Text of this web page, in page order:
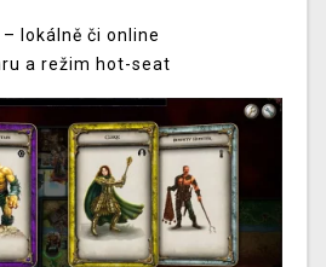
lokálně či online
a režim hot-seat